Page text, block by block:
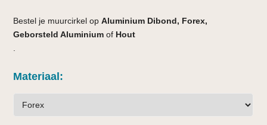
Bestel je muurcirkel opAluminium Dibond, Forex,
Geborsteld Aluminium of Hout
Materiaal